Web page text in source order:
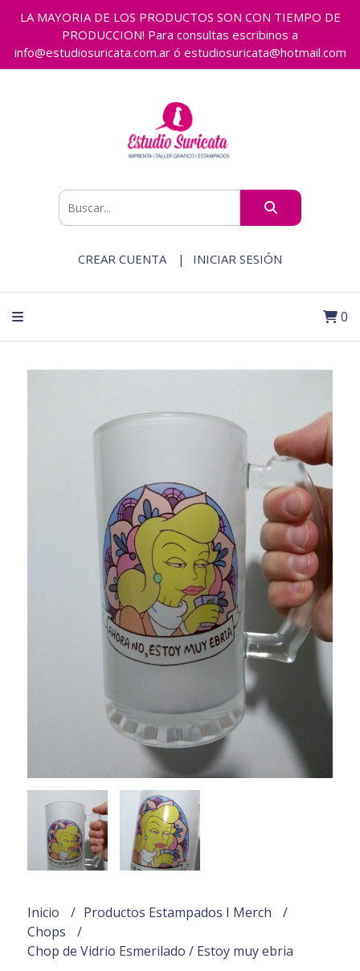
LA MAYORIA DE LOS PRODUCTOS SON CON TIEMPO DE
PRODUCCION! Para consultas escribinos a
info@estudiosuricata.com.ar ó estudiosuricata@hotmail.com
CREAR CUENTA INICIAR SESIÓN
0
Inicio
Productos Estampados I Merch
Chops
Chop de Vidrio Esmerilado / Estoy muy ebria